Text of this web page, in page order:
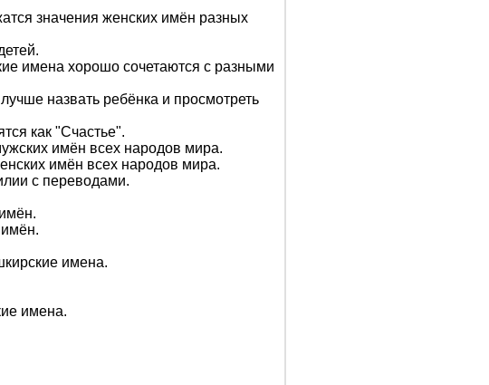
значения женских имён разных
имена хорошо сочетаются с разными
назвать ребёнка и просмотреть
как "Счастье".
имён всех народов мира.
имён всех народов мира.
с переводами.
имена.
имена.